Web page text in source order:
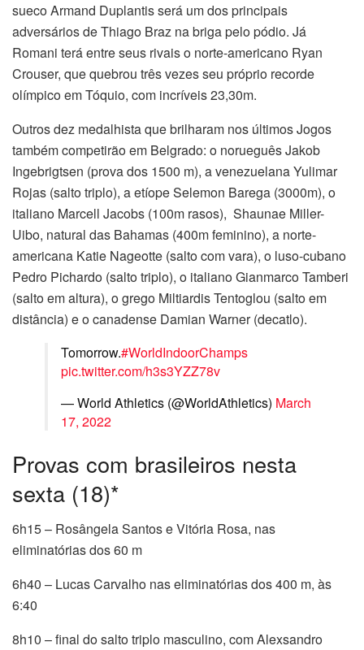
sueco Armand Duplantis será um dos principais
adversários de Thiago Braz na briga pelo pódio. Já
Romani terá entre seus rivais o norte-americano Ryan
Crouser, que quebrou três vezes seu próprio recorde
olímpico em Tóquio, com incríveis 23,30m.
Outros dez medalhista que brilharam nos últimos Jogos
também competirão em Belgrado: o norueguês Jakob
Ingebrigtsen (prova dos 1500 m), a venezuelana Yulimar
Rojas (salto triplo), a etíope Selemon Barega (3000m), o
italiano Marcell Jacobs (100m rasos), Shaunae Miller-
Uibo, natural das Bahamas (400m feminino), a norte-
americana Katie Nageotte (salto com vara), o luso-cubano
Pedro Pichardo (salto triplo), o italiano Gianmarco Tamberi
(salto em altura), o grego Miltiardis Tentoglou (salto em
distância) e o canadense Damian Warner (decatlo).
Tomorrow.#WorldIndoorChamps
pic.twitter.com/h3s3YZZ78v
— World Athletics (@WorldAthletics) March
17, 2022
Provas com brasileiros nesta
sexta (18)*
6h15 – Rosângela Santos e Vitória Rosa, nas
eliminatórias dos 60 m
6h40 – Lucas Carvalho nas eliminatórias dos 400 m, às
6:40
8h10 – final do salto triplo masculino, com Alexsandro